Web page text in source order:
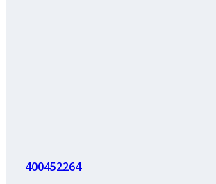
400452264